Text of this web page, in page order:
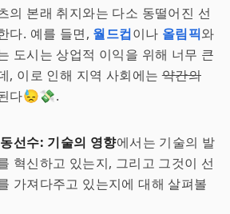
의 본래 취지와는 다소 동떨어진 선
다. 예를 들면, 월드컵이나 올림픽와
도시는 상업적 이익을 위해 너무 큰
, 이로 인해 지역 사회에는약간의
다😓💸.
선수: 기술의 영향에서는 기술의 발
혁신하고 있는지, 그리고 그것이 선
가져다주고 있는지에 대해 살펴볼